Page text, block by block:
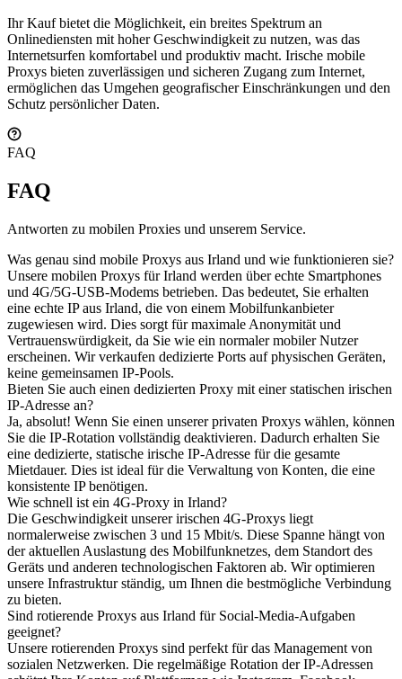
Ihr Kauf bietet die Möglichkeit, ein breites Spektrum an
Onlinediensten mit hoher Geschwindigkeit zu nutzen, was das
Internetsurfen komfortabel und produktiv macht. Irische mobile
Proxys bieten zuverlässigen und sicheren Zugang zum Internet,
ermöglichen das Umgehen geografischer Einschränkungen und den
Schutz persönlicher Daten.
FAQ
FAQ
Antworten zu mobilen Proxies und unserem Service.
Was genau sind mobile Proxys aus Irland und wie funktionieren sie?
Unsere mobilen Proxys für Irland werden über echte Smartphones
und 4G/5G-USB-Modems betrieben. Das bedeutet, Sie erhalten
eine echte IP aus Irland, die von einem Mobilfunkanbieter
zugewiesen wird. Dies sorgt für maximale Anonymität und
Vertrauenswürdigkeit, da Sie wie ein normaler mobiler Nutzer
erscheinen. Wir verkaufen dedizierte Ports auf physischen Geräten,
keine gemeinsamen IP-Pools.
Bieten Sie auch einen dedizierten Proxy mit einer statischen irischen
IP-Adresse an?
Ja, absolut! Wenn Sie einen unserer privaten Proxys wählen, können
Sie die IP-Rotation vollständig deaktivieren. Dadurch erhalten Sie
eine dedizierte, statische irische IP-Adresse für die gesamte
Mietdauer. Dies ist ideal für die Verwaltung von Konten, die eine
konsistente IP benötigen.
Wie schnell ist ein 4G-Proxy in Irland?
Die Geschwindigkeit unserer irischen 4G-Proxys liegt
normalerweise zwischen 3 und 15 Mbit/s. Diese Spanne hängt von
der aktuellen Auslastung des Mobilfunknetzes, dem Standort des
Geräts und anderen technologischen Faktoren ab. Wir optimieren
unsere Infrastruktur ständig, um Ihnen die bestmögliche Verbindung
zu bieten.
Sind rotierende Proxys aus Irland für Social-Media-Aufgaben
geeignet?
Unsere rotierenden Proxys sind perfekt für das Management von
sozialen Netzwerken. Die regelmäßige Rotation der IP-Adressen